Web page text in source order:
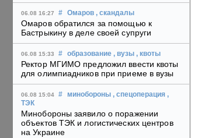
06.08 16:27 # Омаров , скандалы
Омаров обратился за помощью к
Бастрыкину в деле своей супруги
06.08 15:33 # образование , вузы , квоты
Ректор МГИМО предложил ввести квоты
для олимпиадников при приеме в вузы
06.08 15:04 # минобороны , спецоперация ,
ТЭК
Минобороны заявило о поражении
объектов ТЭК и логистических центров
на Украине